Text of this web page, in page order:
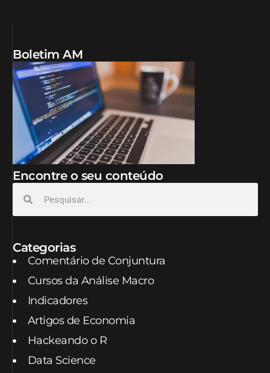
Boletim AM
Encontre o seu conteúdo
Categorias
Comentário de Conjuntura
Cursos da Análise Macro
Indicadores
Artigos de Economia
Hackeando o R
Data Science